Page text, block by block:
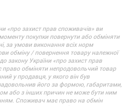
«про захист прав споживачів» ви
покупки повернути або обміняти
за умови виконання всіх норм
обміну / повернення товару належної
закону України «про захист прав
обміняти непродовольчий товар
у продавця, у якого він був
його за формою, габаритами,
або з інших причин не може бути ним
Споживач має право на обмін